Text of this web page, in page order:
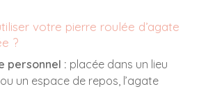
votre pierre roulée d’agate
?
personnel : placée dans un lieu
un espace de repos, l’agate